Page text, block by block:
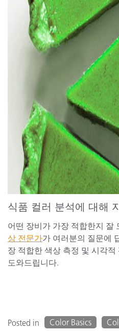
식품 컬러 분석에 대해
어떤 장비가 가장 적합한지 잘
상 전문가가 여러분의 질문에
장 적합한 색상 측정 및 시각
도와드립니다.
Posted in Color Basics